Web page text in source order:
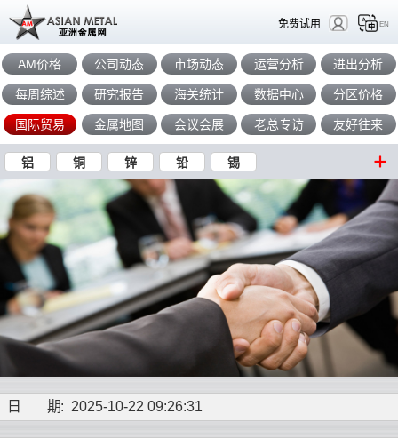
免费试用 EN
AM价格 公司动态 市场动态 运营分析 进出分析
每周综述 研究报告 海关统计 数据中心 分区价格
国际贸易 金属地图 会议会展 老总专访 友好往来
铝 铜 锌 铅 锡
日 期: 2025-10-22 09:26:31